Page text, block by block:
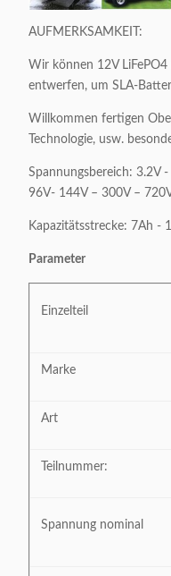
AUFMERKSAMKEIT:
Wir können 12V
entwerfen, um SLA-
Willkommen fertigen
Technologie, usw.
Spannungsbereich: 3.2V
96V- 144V – 300V –
Kapazitätsstrecke: 7Ah -
Parameter
Einzelteil
Marke
Art
Teilnummer:
Spannung nominal